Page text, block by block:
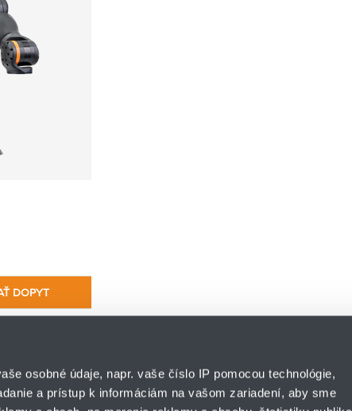
osobné údaje, napr. vaše číslo IP pomocou technológie,
a prístup k informáciám na vašom zariadení, aby sme
DOPYT